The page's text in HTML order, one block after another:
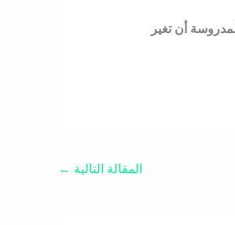
أن تغير
المقالة التالية ←